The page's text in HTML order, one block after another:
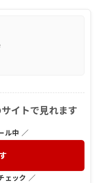
イトで見れます
ル中 ／
ェック ／